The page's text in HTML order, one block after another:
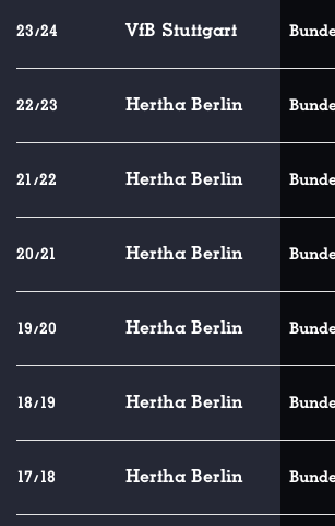
23/24 VfB Stuttgart
22/23 Hertha Berlin
21/22 Hertha Berlin
20/21 Hertha Berlin
19/20 Hertha Berlin
18/19 Hertha Berlin
17/18 Hertha Berlin